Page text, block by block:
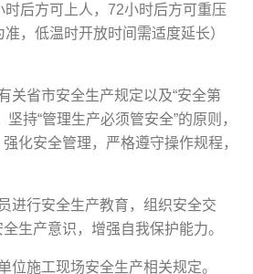
后方可上人，72小时后方可重压
，低温时开放时间需适度延长）
关省市安全生产规定以及“安全第
持“管理生产必须管安全”的原则，
化安全管理，严格遵守操作规程，
进行安全生产教育，组织安全交
生产意识，增强自我保护能力。
位施工现场安全生产相关规定。